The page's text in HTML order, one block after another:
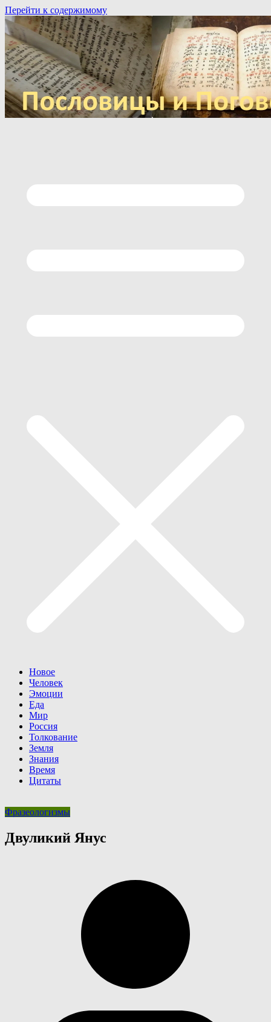
Перейти к содержимому
Новое
Человек
Эмоции
Еда
Мир
Россия
Толкование
Земля
Знания
Время
Цитаты
Фразеологизмы
Двуликий Янус